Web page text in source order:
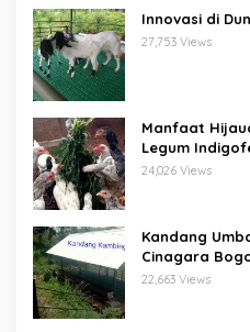
Innovasi di
27,753 Views
Manfaat
Legum
Dan Sensi
24,026 Views
Kandang
Cinagara
22,663 Views